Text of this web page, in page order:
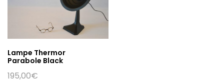
Lampe Thermor
Parabole Black
195,00€